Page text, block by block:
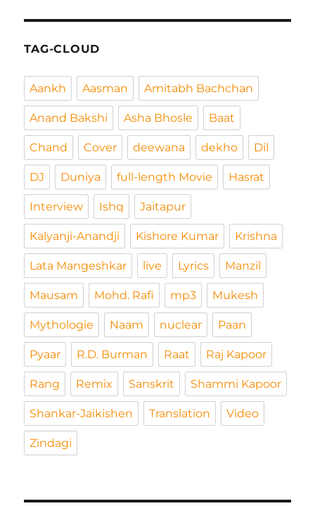
TAG-CLOUD
Aankh Aasman Amitabh Bachchan
Anand Bakshi Asha Bhosle Baat
Chand Cover deewana dekho Dil
DJ Duniya full-length Movie Hasrat
Interview Ishq Jaitapur
Kalyanji-Anandji Kishore Kumar Krishna
Lata Mangeshkar live Lyrics Manzil
Mausam Mohd. Rafi mp3 Mukesh
Mythologie Naam nuclear Paan
Pyaar R.D. Burman Raat Raj Kapoor
Rang Remix Sanskrit Shammi Kapoor
Shankar-Jaikishen Translation Video
Zindagi